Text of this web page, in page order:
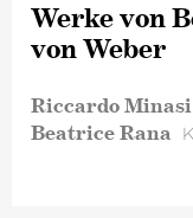
Werke von
von Weber
Riccardo Minasi
Beatrice Rana